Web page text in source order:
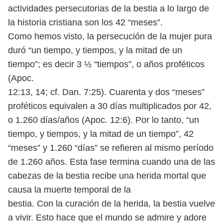
actividades persecutorias de la bestia a lo largo de
la historia cristiana son los 42 “meses”.
Como hemos visto, la persecución de la mujer pura
duró “un tiempo, y tiempos, y la mitad de un
tiempo”; es decir 3 ½ “tiempos”, o años proféticos
(Apoc.
12:13, 14; cf. Dan. 7:25). Cuarenta y dos “meses”
proféticos equivalen a 30 días multiplicados por 42,
o 1.260 días/años (Apoc. 12:6). Por lo tanto, “un
tiempo, y tiempos, y la mitad de un tiempo”, 42
“meses” y 1.260 “días” se refieren al mismo período
de 1.260 años. Esta fase termina cuando una de las
cabezas de la bestia recibe una herida mortal que
causa la muerte temporal de la
bestia. Con la curación de la herida, la bestia vuelve
a vivir. Esto hace que el mundo se admire y adore